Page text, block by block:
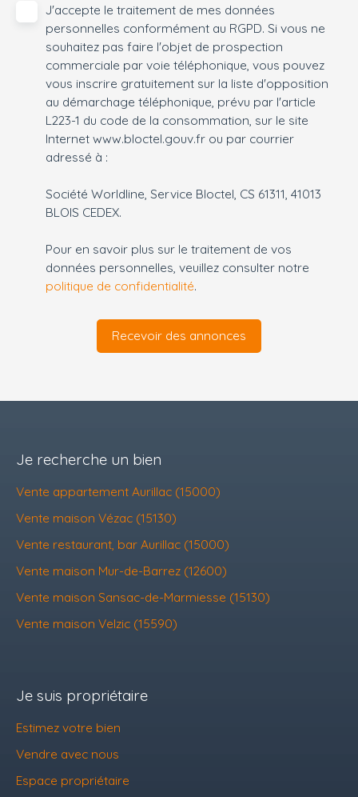
J'accepte le traitement de mes données
personnelles conformément au RGPD. Si vous ne
souhaitez pas faire l'objet de prospection
commerciale par voie téléphonique, vous pouvez
vous inscrire gratuitement sur la liste d'opposition
au démarchage téléphonique, prévu par l'article
L223-1 du code de la consommation, sur le site
Internet www.bloctel.gouv.fr ou par courrier
adressé à :
Société Worldline, Service Bloctel, CS 61311, 41013
BLOIS CEDEX.
Pour en savoir plus sur le traitement de vos
données personnelles, veuillez consulter notre
politique de confidentialité.
Recevoir des annonces
Je recherche un bien
Vente appartement Aurillac (15000)
Vente maison Vézac (15130)
Vente restaurant, bar Aurillac (15000)
Vente maison Mur-de-Barrez (12600)
Vente maison Sansac-de-Marmiesse (15130)
Vente maison Velzic (15590)
Je suis propriétaire
Estimez votre bien
Vendre avec nous
Espace propriétaire